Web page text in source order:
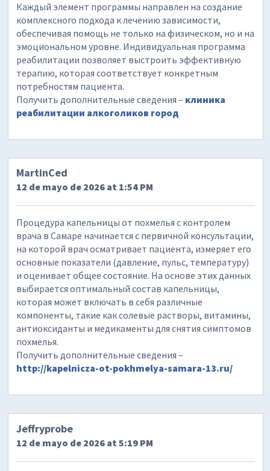
Каждый элемент программы направлен на создание
комплексного подхода к лечению зависимости,
обеспечивая помощь не только на физическом, но и на
эмоциональном уровне. Индивидуальная программа
реабилитации позволяет выстроить эффективную
терапию, которая соответствует конкретным
потребностям пациента.
Получить дополнительные сведения – клиника
реабилитации алкоголиков город
MartinCed
12 de mayo de 2026 at 1:54 PM
Процедура капельницы от похмелья с контролем
врача в Самаре начинается с первичной консультации,
на которой врач осматривает пациента, измеряет его
основные показатели (давление, пульс, температуру)
и оценивает общее состояние. На основе этих данных
выбирается оптимальный состав капельницы,
которая может включать в себя различные
компоненты, такие как солевые растворы, витамины,
антиоксиданты и медикаменты для снятия симптомов
похмелья.
Получить дополнительные сведения –
http://kapelnicza-ot-pokhmelya-samara-13.ru/
Jeffryprobe
12 de mayo de 2026 at 5:19 PM